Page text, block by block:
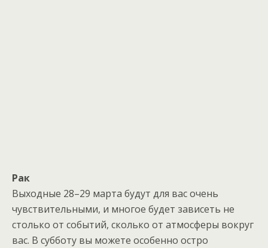
Рак
Выходные 28–29 марта будут для вас очень
чувствительными, и многое будет зависеть не
столько от событий, сколько от атмосферы вокруг
вас. В субботу вы можете особенно остро